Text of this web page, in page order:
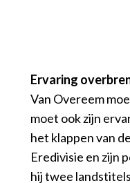
Ervaring
Van Overeem
moet ook zijn
het klappen van
Eredivisie en zijn
hij twee